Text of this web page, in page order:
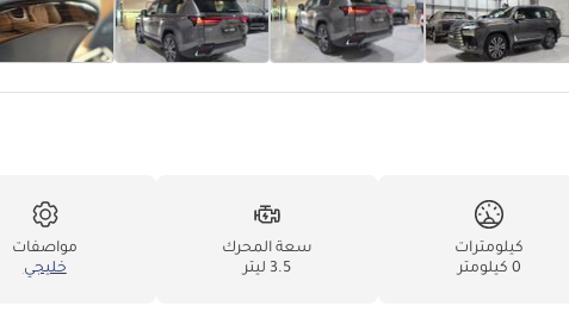
كيلومترات
0 كيلومتر
سعة المحرك
3.5 ليتر
مواصفات
خليجي